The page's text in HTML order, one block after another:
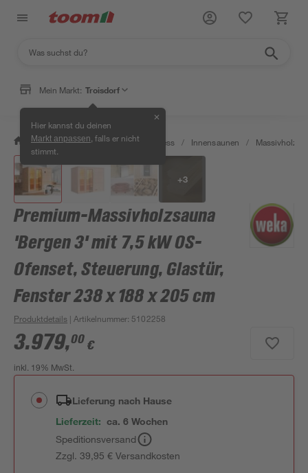
Mein Markt: Troisdorf
Hier kannst du deinen
Markt anpassen , falls er nicht
stimmt.
✕
/ Bad & Sanitär / Sauna & Wellness / Innensaunen /
+3
Premium-Massivholzsauna
'Bergen 3' mit 7,5 kW OS-
Ofenset, Steuerung, Glastür,
Fenster 238 x 188 x 205 cm
Produktdetails | Artikelnummer: 5102258
3.979,00 €
inkl. 19% MwSt.
Lieferung nach Hause
Lieferzeit: ca. 6 Wochen
Speditionsversand
Zzgl. 39,95 € Versandkosten